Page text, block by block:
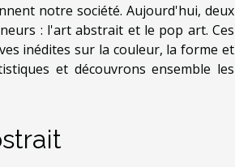
notre société. Aujourd'hui, deux
: l'art abstrait et le pop art. Ces
inédites sur la couleur, la forme et
et découvrons ensemble les